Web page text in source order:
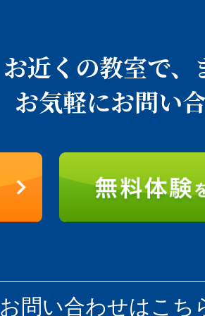
お近くの教室で、
お気軽にお問い
お問い合わせはこち